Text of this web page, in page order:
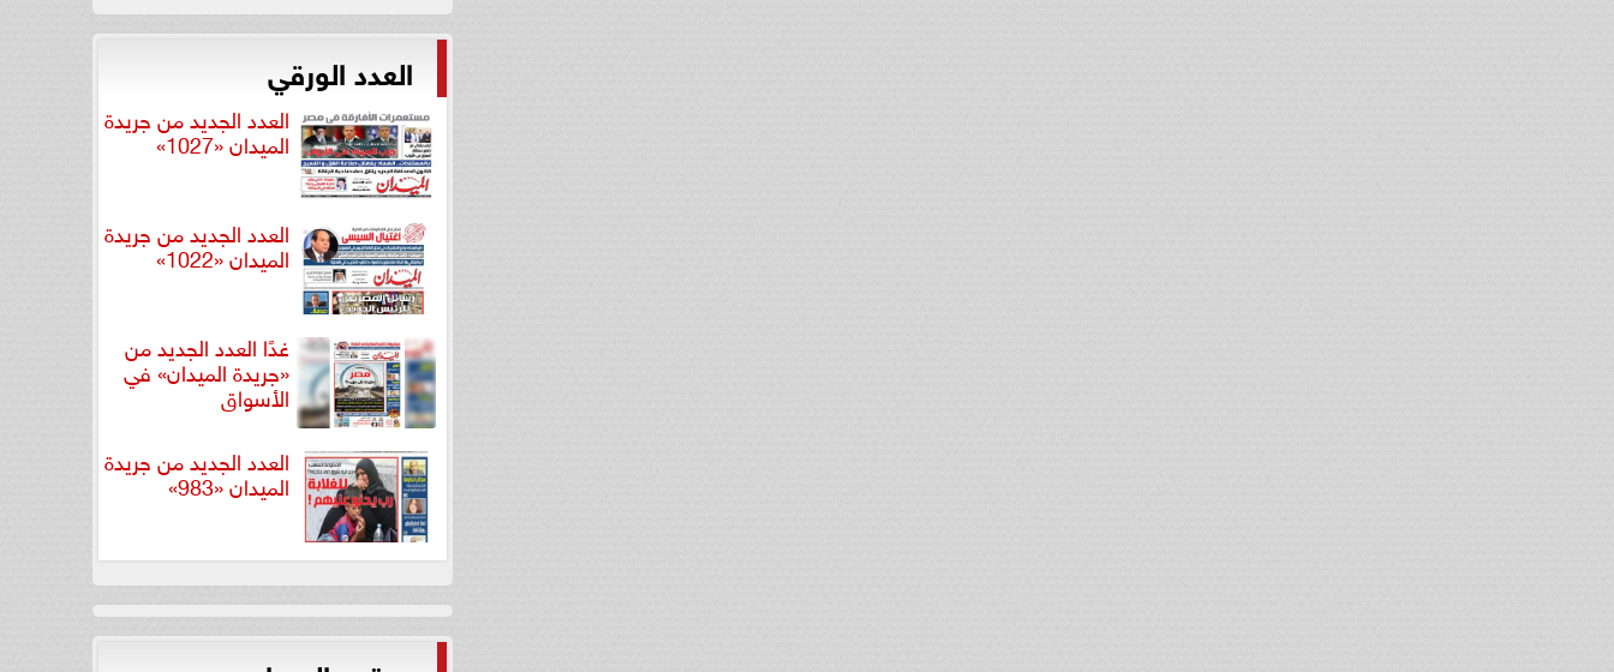
العدد الورقي
العدد الجديد من جريدة
الميدان «1027»
العدد الجديد من جريدة
الميدان «1022»
غدًا العدد الجديد من
«جريدة الميدان» في
الأسواق
العدد الجديد من جريدة
الميدان «983»